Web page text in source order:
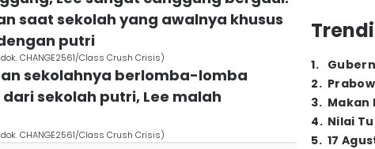
saat sekolah yang awalnya khusus
putri
CHANGE2561/Class Crush Crisis)
sekolahnya berlomba-lomba
sekolah putri, Lee malah
CHANGE2561/Class Crush Crisis)
1.
2.
3. Makan
4. Nilai
5. 17